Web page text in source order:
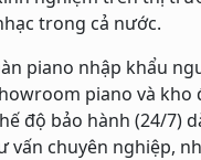
trong cả nước.
piano nhập khẩu
piano và kho
độ bảo hành (24/7)
vấn chuyên nghiệp,